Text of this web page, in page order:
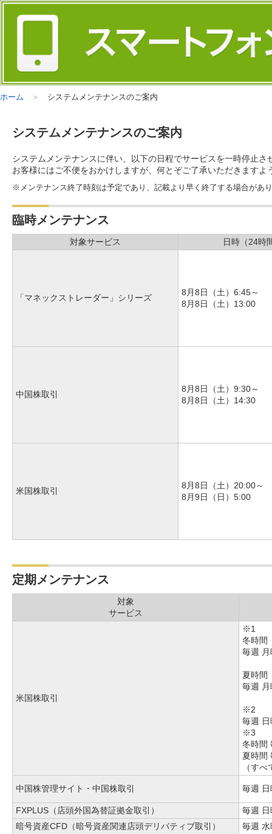
ホーム システムメンテナンスのご案内
システムメンテナンスのご案内
システムメンテナンスに伴い、以下の日程でサービスを一時停止さ
お客様にはご不便をおかけしますが、何とぞご了承いただきますよ
※メンテナンス終了時刻は予定であり、記載より早く終了する場合があ
臨時メンテナンス
対象サービス 日時（24時
「マネックストレーダー」シリーズ
8月8日（土）6:45～
8月8日（土）13:00
中国株取引
8月8日（土）9:30～
8月8日（土）14:30
米国株取引
8月8日（土）20:00～
8月9日（日）5:00
定期メンテナンス
対象
サービス
米国株取引
※1
冬時間
毎週
夏時間
毎週
※2
毎週
※3
冬時間
夏時間
（す
中国株管理サイト・中国株取引 毎週
FXPLUS（店頭外国為替証拠金取引） 毎週
暗号資産CFD（暗号資産関連店頭デリバティブ取引）
毎週 水